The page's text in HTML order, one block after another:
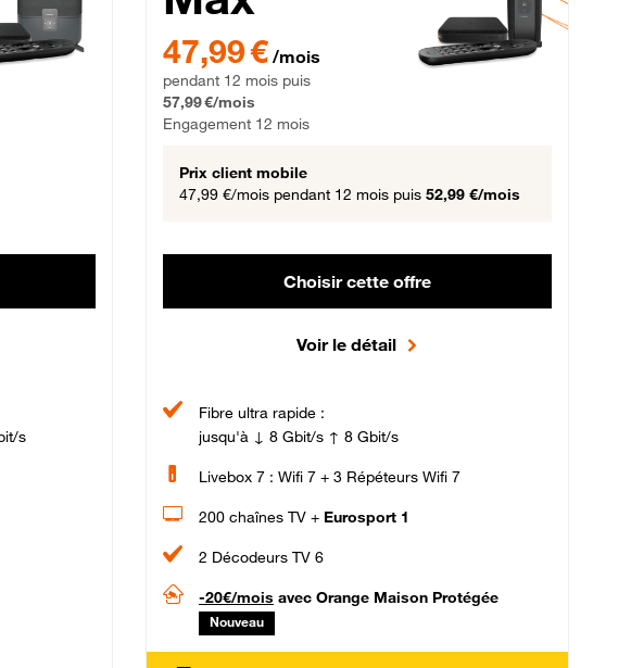
€ par mois, Engagement 12 mois
s
47,99 € par mois pendant 12 mois puis 57,99 € par mois,
47,99 € /mois
pendant 12 mois puis
57,99 €/mois
Engagement 12 mois
Prix client mobile
47,99 €/mois pendant 12 mois puis 52,99 €/mois
Choisir cette offre
Voir le détail
Fibre ultra rapide :
jusqu'à ↓ 8 Gbit/s ↑ 8 Gbit/s
Livebox 7 : Wifi 7 + 3 Répéteurs Wifi 7
200 chaînes TV + Eurosport 1
2 Décodeurs TV 6
-20€/mois avec Orange Maison Protégée
Nouveau